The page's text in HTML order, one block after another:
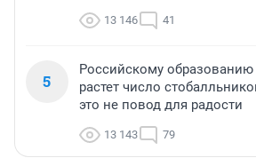
13 146 41
5
Российскому образованию
растет число
это не повод для радости
13 143 79